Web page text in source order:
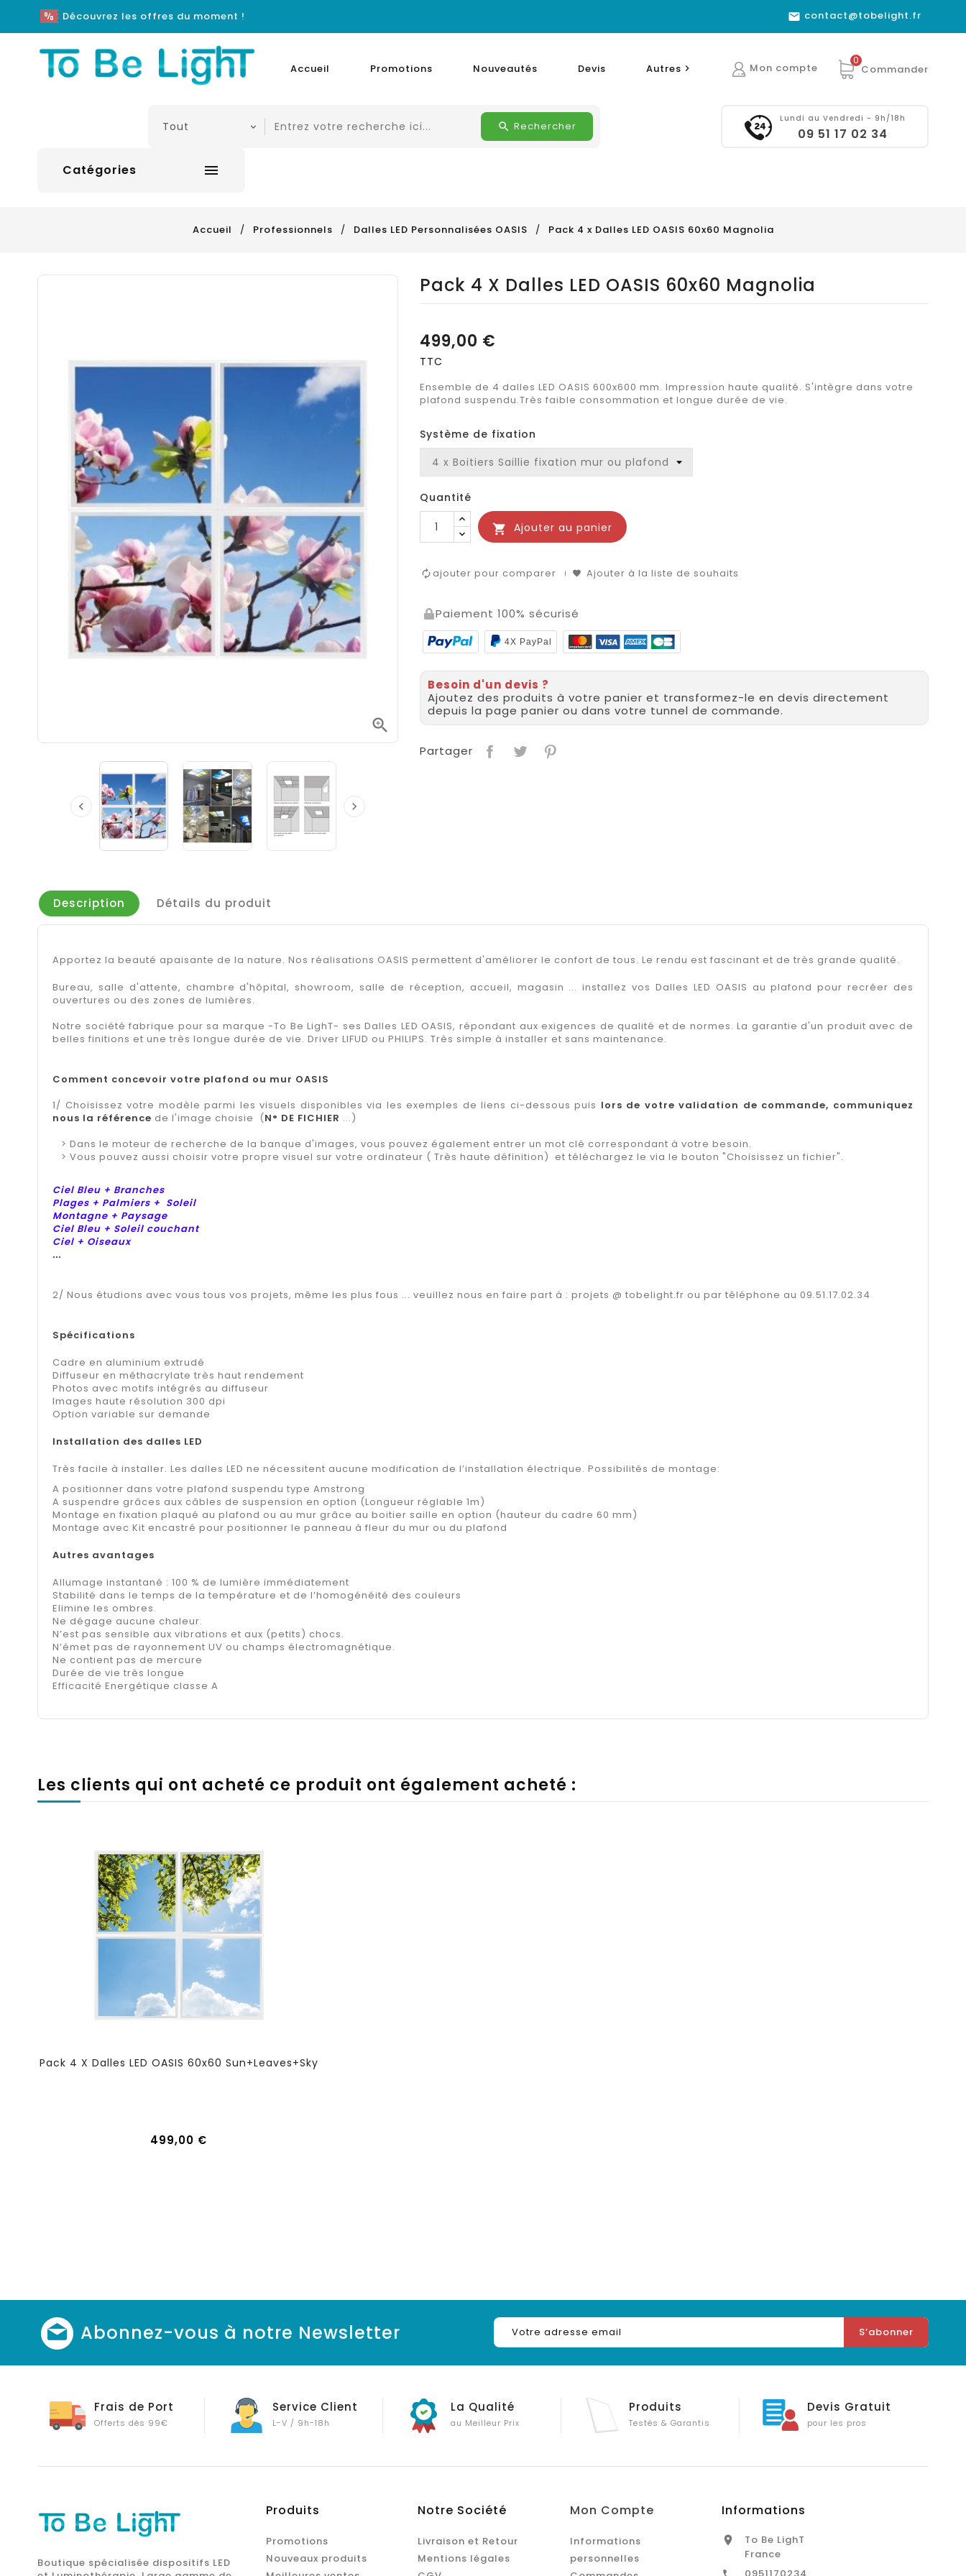
Découvrez les offres du moment !  contact@tobelight.fr
Accueil Promotions Nouveautés Devis Autres  Commander
0
Mon compte
Lundi au Vendredi - 9h/18h
09 51 17 02 34
Rechercher
Catégories 
Accueil Professionnels Dalles LED Personnalisées OASIS Pack 4 x Dalles LED OASIS 60x60 Magnolia

 
Pack 4 X Dalles LED OASIS 60x60 Magnolia
499,00 €
TTC
Ensemble de 4 dalles LED OASIS 600x600 mm. Impression haute qualité. S'intègre dans votre
plafond suspendu.Très faible consommation et longue durée de vie.
Système de fixation
Quantité
 Ajouter au panier
ajouter pour comparer Ajouter à la liste de souhaits
Paiement 100% sécurisé
4X PayPal
Besoin d'un devis ?
Ajoutez des produits à votre panier et transformez-le en devis directement
depuis la page panier ou dans votre tunnel de commande.
Partager
Description Détails du produit
Apportez la beauté apaisante de la nature. Nos réalisations OASIS permettent d'améliorer le confort de tous. Le rendu est fascinant et de très grande qualité.
Bureau, salle d'attente, chambre d'hôpital, showroom, salle de réception, accueil, magasin ... installez vos Dalles LED OASIS au plafond pour recréer des
ouvertures ou des zones de lumières.
Notre société fabrique pour sa marque -To Be LighT- ses Dalles LED OASIS, répondant aux exigences de qualité et de normes. La garantie d'un produit avec de
belles finitions et une très longue durée de vie. Driver LIFUD ou PHILIPS. Très simple à installer et sans maintenance.
Comment concevoir votre plafond ou mur OASIS
1/ Choisissez votre modèle parmi les visuels disponibles via les exemples de liens ci-dessous puis lors de votre validation de commande, communiquez
nous la référence de l'image choisie (N° DE FICHIER ...)
> Dans le moteur de recherche de la banque d'images, vous pouvez également entrer un mot clé correspondant à votre besoin.
> Vous pouvez aussi choisir votre propre visuel sur votre ordinateur ( Très haute définition) et téléchargez le via le bouton "Choisissez un fichier".
Ciel Bleu + Branches
Plages + Palmiers + Soleil
Montagne + Paysage
Ciel Bleu + Soleil couchant
Ciel + Oiseaux
...
2/ Nous étudions avec vous tous vos projets, même les plus fous ... veuillez nous en faire part à : projets @ tobelight.fr ou par téléphone au 09.51.17.02.34
Spécifications
Cadre en aluminium extrudé
Diffuseur en méthacrylate très haut rendement
Photos avec motifs intégrés au diffuseur
Images haute résolution 300 dpi
Option variable sur demande
Installation des dalles LED
Très facile à installer. Les dalles LED ne nécessitent aucune modification de l’installation électrique. Possibilités de montage:
A positionner dans votre plafond suspendu type Amstrong
A suspendre grâces aux câbles de suspension en option (Longueur réglable 1m)
Montage en fixation plaqué au plafond ou au mur grâce au boitier saille en option (hauteur du cadre 60 mm)
Montage avec Kit encastré pour positionner le panneau à fleur du mur ou du plafond
Autres avantages
Allumage instantané : 100 % de lumière immédiatement
Stabilité dans le temps de la température et de l’homogénéité des couleurs
Elimine les ombres.
Ne dégage aucune chaleur.
N’est pas sensible aux vibrations et aux (petits) chocs.
N’émet pas de rayonnement UV ou champs électromagnétique.
Ne contient pas de mercure
Durée de vie très longue
Efficacité Energétique classe A
Les clients qui ont acheté ce produit ont également acheté :
Pack 4 X Dalles LED OASIS 60x60 Sun+Leaves+Sky
499,00 €
Abonnez-vous à notre Newsletter
Frais de Port
Offerts dès 99€
Service Client
L-V / 9h-18h
La Qualité
au Meilleur Prix
Produits
Testés & Garantis
Devis Gratuit
pour les pros
Boutique spécialisée dispositifs LED
Produits
Promotions
Nouveaux produits
Notre Société
Livraison et Retour
Mentions légales
Mon Compte
Informations
personnelles
Informations

To Be LighT
France